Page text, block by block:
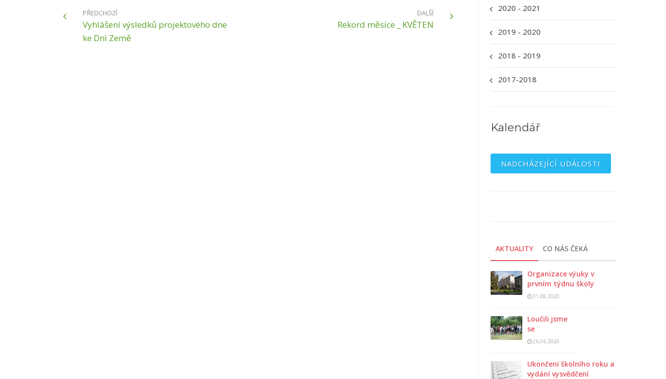
PŘEDCHOZÍ
Vyhlášení výsledků projektového dne
ke Dni Země
DALŠÍ
Rekord měsíce _ KVĚTEN
2020 - 2021
2019 - 2020
2018 - 2019
2017-2018
Kalendář
NADCHÁZEJÍCÍ UDÁLOSTI
AKTUALITY CO NÁS ČEKÁ
Organizace výuky v
prvním týdnu školy
31.08.2020
Loučili jsme
se
26.06.2020
Ukončení školního roku a
vydání vysvědčení